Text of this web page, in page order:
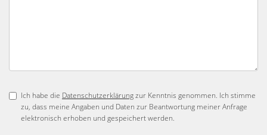
Ich habe die Datenschutzerklärungzur Kenntnis genommen. Ich stimme
zu, dass meine Angaben und Daten zur Beantwortung meiner Anfrage
elektronisch erhoben und gespeichert werden.